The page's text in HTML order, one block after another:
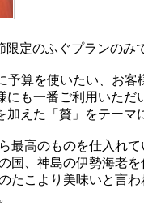
定のふぐプランのみ
算を使いたい、お客
も一番ご利用いただ
えた「贅」をテーマ
最高のものを仕入れて
国、神島の伊勢海老を
たこより美味いと言わ